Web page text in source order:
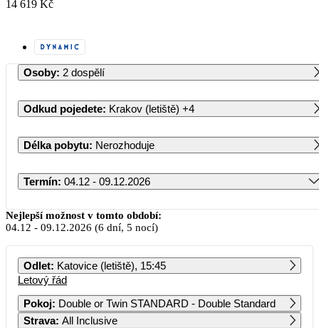
14 619 Kč
Osoby: 2 dospělí
Odkud pojedete: Krakov (letiště) +4
Délka pobytu: Nerozhoduje
Termín: 04.12 - 09.12.2026
Prosinec 2026
PO ÚT ST ČT PÁ SO NE
14 949 14 619
8
Nejlepší možnost v tomto období:
04.12 - 09.12.2026 (6 dní, 5 nocí)
Odlet: Katovice (letiště), 15:45
Letový řád
Pokoj: Double or Twin STANDARD - Double Standard
Strava: All Inclusive